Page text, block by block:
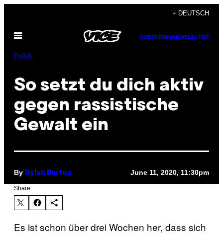
content
+ DEUTSCH
Open
SUBSCRIBENEWSLETTER
Politik
So setzt du dich aktiv
gegen rassistische
Gewalt ein
By Nylah Burton June 11, 2020, 11:30pm
Share:
Es ist schon über drei Wochen her, dass sich